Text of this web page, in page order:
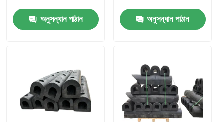
অনুসন্ধান পাঠান অনুসন্ধান পাঠান